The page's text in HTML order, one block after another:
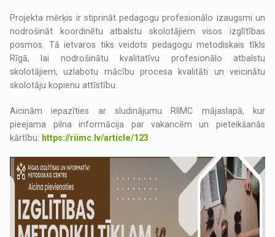
Projekta mērķis ir stiprināt pedagogu profesionālo izaugsmi un
nodrošināt koordinētu atbalstu skolotājiem visos izglītības
posmos. Tā ietvaros tiks veidots pedagogu metodiskais tīkls
Rīgā, lai nodrošinātu kvalitatīvu profesionālo atbalstu
skolotājiem, uzlabotu mācību procesa kvalitāti un veicinātu
skolotāju kopienu attīstību.
Aicinām iepazīties ar sludinājumu RIIMC mājaslapā, kur
pieejama pilna informācija par vakancēm un pieteikšanās
kārtību: https://riimc.lv/article/123